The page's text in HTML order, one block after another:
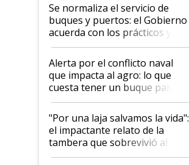
Se normaliza el servicio de
buques y puertos: el Gobierno
acuerda con los prácticos y
suspende el decreto de
desregulación
Alerta por el conflicto naval
que impacta al agro: lo que
cuesta tener un buque parado
y el peligro de que Argentina
pase a ser "país sucio"
"Por una laja salvamos la vida":
el impactante relato de la
tambera que sobrevivió al
tornado